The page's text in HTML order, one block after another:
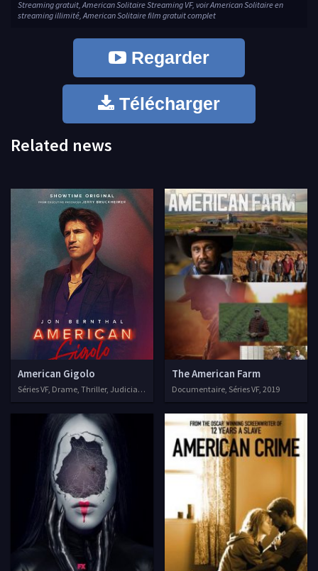
Streaming gratuit, American Solitaire Streaming VF, voir American Solitaire en
streaming illimité, American Solitaire film gratuit complet
Regarder
Télécharger
Related news
American Gigolo
Séries VF, Drame, Thriller, Judiciaire
The American Farm
Documentaire, Séries VF, 2019